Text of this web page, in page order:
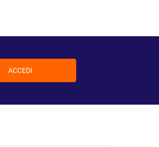
ACCEDI